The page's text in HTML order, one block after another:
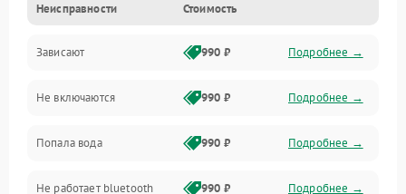
Электропитание
Датчики
Связь
Дисплей
Неисправности Стоимость
Зависают 990 ₽ Подробнее →
Не включаются 990 ₽ Подробнее →
Попала вода 990 ₽ Подробнее →
Не работает bluetooth 990 ₽ Подробнее →